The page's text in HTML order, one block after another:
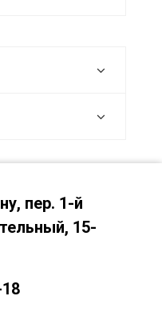
пер. 1-й
15-